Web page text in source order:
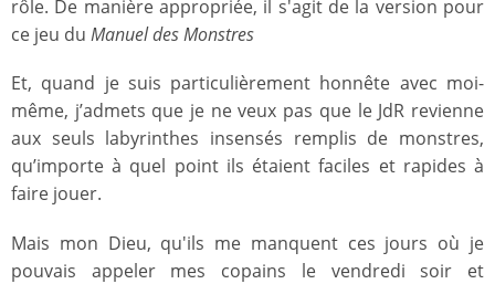
rôle. De manière appropriée, il s'agit de la version pour
ce jeu du Manuel des Monstres
Et, quand je suis particulièrement honnête avec moi-
même, j’admets que je ne veux pas que le JdR revienne
aux seuls labyrinthes insensés remplis de monstres,
qu’importe à quel point ils étaient faciles et rapides à
faire jouer.
Mais mon Dieu, qu'ils me manquent ces jours où je
pouvais appeler mes copains le vendredi soir et